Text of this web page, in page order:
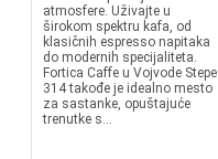
atmosfere. Uživajte u
širokom spektru kafa, od
klasičnih espresso napitaka
do modernih specijaliteta.
Fortica Caffe u Vojvode Stepe
314 takođe je idealno mesto
za sastanke, opuštajuće
trenutke s...